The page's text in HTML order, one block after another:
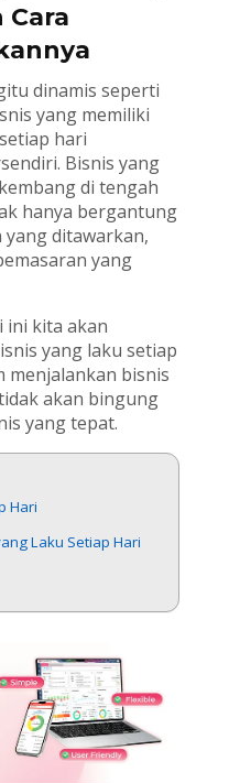
Cara
dinamis seperti
yang memiliki
hari
Bisnis yang
di tengah
hanya bergantung
ditawarkan,
yang
ini kita akan
yang laku setiap
menjalankan bisnis
akan bingung
yang tepat.
Hari
Laku Setiap Hari